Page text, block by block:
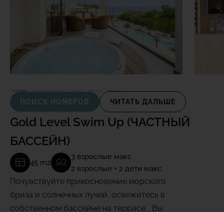
ПОИСК НОМЕРОВ ЧИТАТЬ ДАЛЬШЕ
Gold Level Swim Up (ЧАСТНЫЙ
БАССЕЙН)
45 m2
3 взрослые макс
2 взрослые + 2 дети макс
Почувствуйте прикосновение морского
бриза и солнечных лучей, освежитесь в
собственном бассейне на террасе... Вы